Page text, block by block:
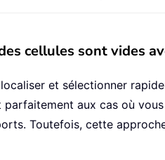
cellules sont vides
et sélectionner
aux cas où
Toutefois, cette